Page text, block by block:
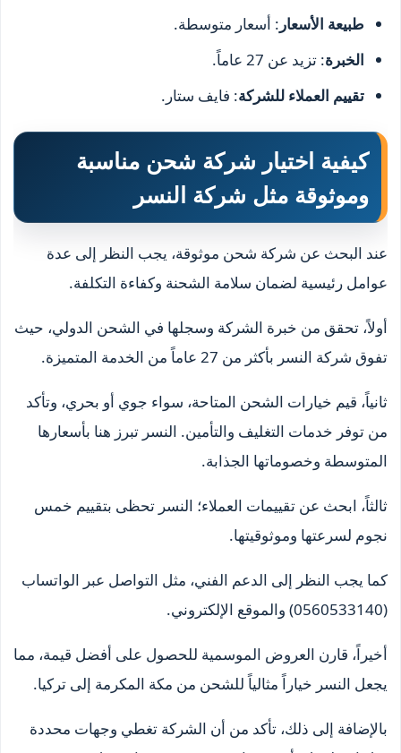
طبيعة الأسعار : أسعار متوسطة.
الخبرة: تزيد عن 27 عاماً.
تقييم العملاء للشركة: فايف ستار.
كيفية اختيار شركة شحن مناسبة
وموثوقة مثل شركة النسر
عند البحث عن شركة شحن موثوقة، يجب النظر إلى عدة
عوامل رئيسية لضمان سلامة الشحنة وكفاءة التكلفة.
أولاً، تحقق من خبرة الشركة وسجلها في الشحن الدولي، حيث
تفوق شركة النسر بأكثر من 27 عاماً من الخدمة المتميزة.
ثانياً، قيم خيارات الشحن المتاحة، سواء جوي أو بحري، وتأكد
من توفر خدمات التغليف والتأمين. النسر تبرز هنا بأسعارها
المتوسطة وخصوماتها الجذابة.
ثالثاً، ابحث عن تقييمات العملاء؛ النسر تحظى بتقييم خمس
نجوم لسرعتها وموثوقيتها.
كما يجب النظر إلى الدعم الفني، مثل التواصل عبر الواتساب
(0560533140) والموقع الإلكتروني.
أخيراً، قارن العروض الموسمية للحصول على أفضل قيمة، مما
يجعل النسر خياراً مثالياً للشحن من مكة المكرمة إلى تركيا.
بالإضافة إلى ذلك، تأكد من أن الشركة تغطي وجهات محددة